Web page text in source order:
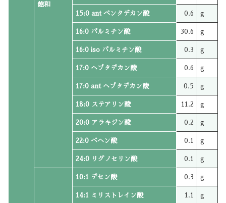
飽和
15:0 ant ペンタデカン酸 0.6 g
16:0 パルミチン酸 30.6 g
16:0 iso パルミチン酸 0.3 g
17:0 ヘプタデカン酸 0.6 g
17:0 ant ヘプタデカン酸 0.5 g
18:0 ステアリン酸 11.2 g
20:0 アラキジン酸 0.2 g
22:0 ベヘン酸 0.1 g
24:0 リグノセリン酸 0.1 g
10:1 デセン酸 0.3 g
14:1 ミリストレイン酸 1.1 g